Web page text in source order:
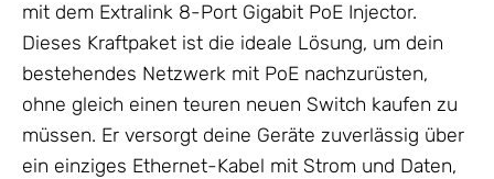
mit dem Extralink 8-Port Gigabit PoE Injector.
Dieses Kraftpaket ist die ideale Lösung, um dein
bestehendes Netzwerk mit PoE nachzurüsten,
ohne gleich einen teuren neuen Switch kaufen zu
müssen. Er versorgt deine Geräte zuverlässig über
ein einziges Ethernet-Kabel mit Strom und Daten,